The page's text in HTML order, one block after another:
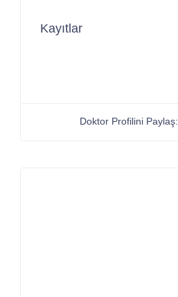
Kayıtlar
Doktor Profilini Paylaş: